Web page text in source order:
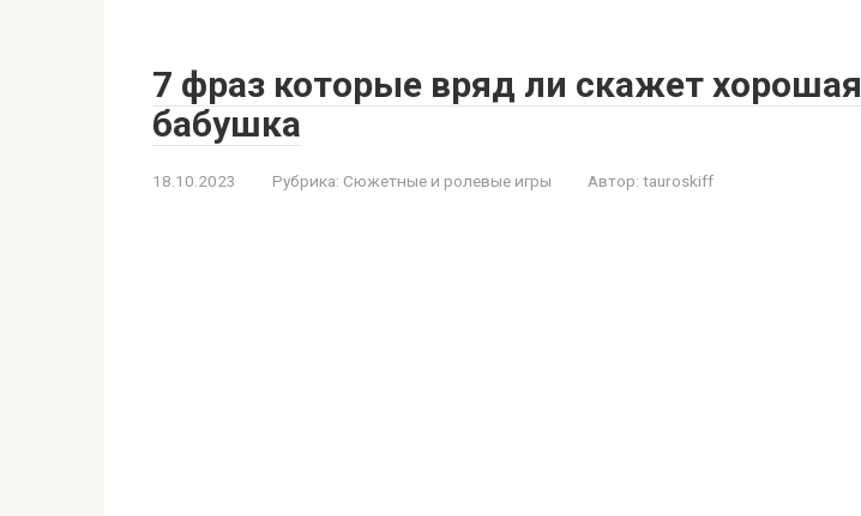
7 фраз которые вряд ли скажет хорошая
бабушка
18.10.2023 Рубрика: Сюжетные и ролевые игры Автор: tauroskiff